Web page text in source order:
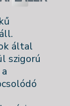
által
szigorú